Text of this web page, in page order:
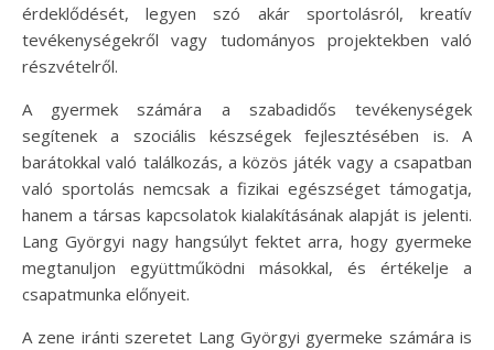
érdeklődését, legyen szó akár sportolásról, kreatív
tevékenységekről vagy tudományos projektekben való
részvételről.
A gyermek számára a szabadidős tevékenységek
segítenek a szociális készségek fejlesztésében is. A
barátokkal való találkozás, a közös játék vagy a csapatban
való sportolás nemcsak a fizikai egészséget támogatja,
hanem a társas kapcsolatok kialakításának alapját is jelenti.
Lang Györgyi nagy hangsúlyt fektet arra, hogy gyermeke
megtanuljon együttműködni másokkal, és értékelje a
csapatmunka előnyeit.
A zene iránti szeretet Lang Györgyi gyermeke számára is